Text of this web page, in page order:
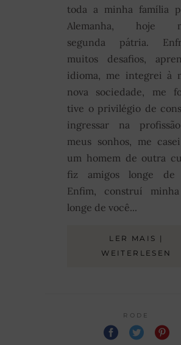
toda a minha família
Alemanha, hoje
segunda pátria.
muitos desafios,
idioma, me integrei à
nova sociedade, me
tive o privilégio de
ingressar na
meus sonhos, me
um homem de outra
fiz amigos longe de
Enfim, construí
longe de você...
LER MAIS |
WEITERLESEN
RODE